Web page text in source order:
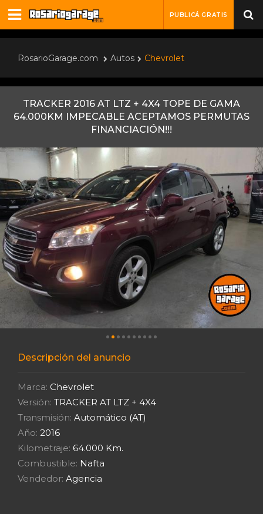
PUBLICÁ GRATIS
RosarioGarage.com Autos Chevrolet
TRACKER 2016 AT LTZ + 4X4 TOPE DE GAMA
64.000KM IMPECABLE ACEPTAMOS PERMUTAS
FINANCIACIÓN!!!
Descripción del anuncio
Marca: Chevrolet
Versión: TRACKER AT LTZ + 4X4
Transmisión: Automático (AT)
Año: 2016
Kilometraje: 64.000 Km.
Combustible: Nafta
Vendedor: Agencia